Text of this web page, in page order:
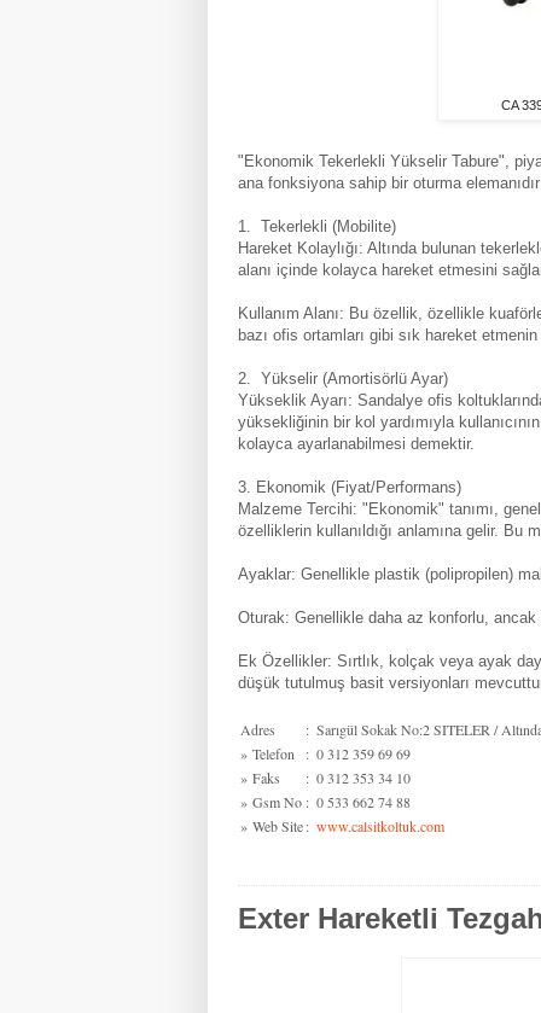
CA
"Ekonomik Tekerlekli Yükselir Tabure",
ana fonksiyona sahip bir oturma
1. Tekerlekli (Mobilite)
Hareket Kolaylığı: Altında bulunan
alanı içinde kolayca hareket etmesini
Kullanım Alanı: Bu özellik, özellikle
bazı ofis ortamları gibi sık hareket
2. Yükselir (Amortisörlü Ayar)
Yükseklik Ayarı: Sandalye ofis
yüksekliğinin bir kol yardımıyla
kolayca ayarlanabilmesi demektir.
3. Ekonomik (Fiyat/Performans)
Malzeme Tercihi: "Ekonomik" tanımı,
özelliklerin kullanıldığı anlamına gelir. Bu
Ayaklar: Genellikle plastik (polipropilen)
Oturak: Genellikle daha az konforlu, ancak
Ek Özellikler: Sırtlık, kolçak veya ayak
düşük tutulmuş basit versiyonları
Adres : Sarıgül Sokak No:2 SITELER /
» Telefon : 0 312 359 69 69
» Faks : 0 312 353 34 10
» Gsm No : 0 533 662 74 88
» Web Site: www.calsitkoltuk.com
Exter Hareketli